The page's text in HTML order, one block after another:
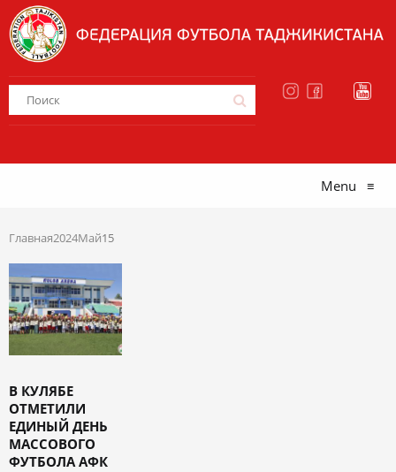
Menu ≡
Главная2024Май15
В КУЛЯБЕ
ОТМЕТИЛИ
ЕДИНЫЙ ДЕНЬ
МАССОВОГО
ФУТБОЛА АФК